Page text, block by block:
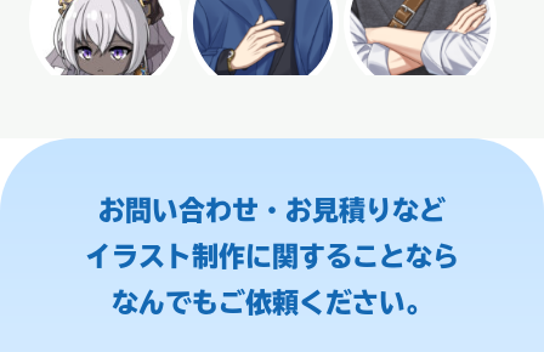
お問い合わせ・お見積りなど
イラスト制作に関することなら
なんでもご依頼ください。